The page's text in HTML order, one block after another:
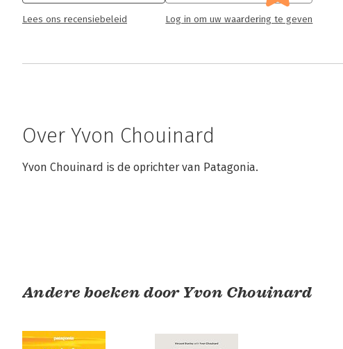
Lees ons recensiebeleid Log in om uw waardering te geven
Over Yvon Chouinard
Yvon Chouinard is de oprichter van Patagonia.
Andere boeken door Yvon Chouinard